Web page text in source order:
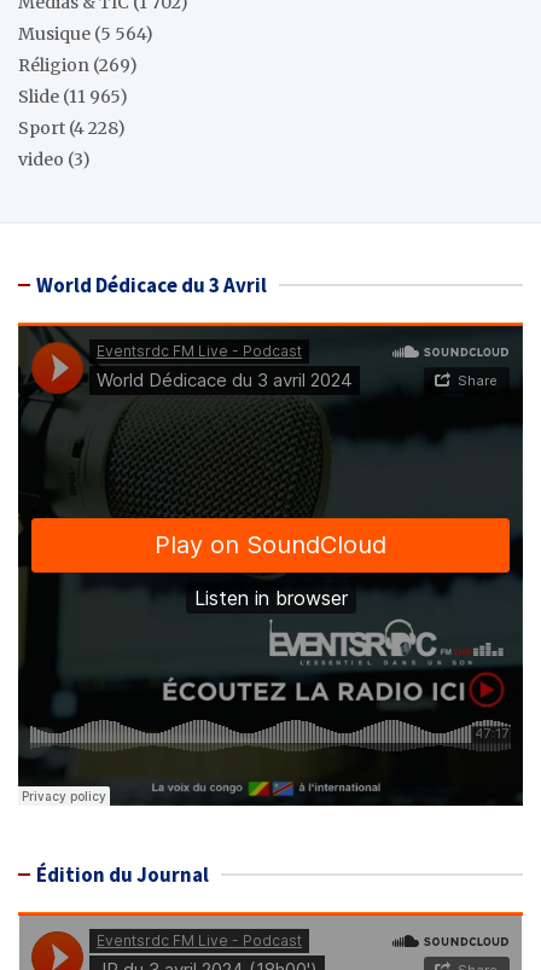
Musique (5 564)
Réligion (269)
Slide (11 965)
Sport (4 228)
video (3)
World Dédicace du 3 Avril
Édition du Journal